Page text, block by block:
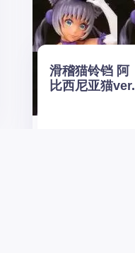
滑稽猫铃铛 阿
比西尼亚猫ver.